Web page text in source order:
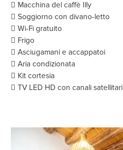
Macchina del caffè Illy
Soggiorno con divano-letto
Wi-Fi gratuito
Frigo
Asciugamani e accappatoi
Aria condizionata
Kit cortesia
TV LED HD con canali satellitari